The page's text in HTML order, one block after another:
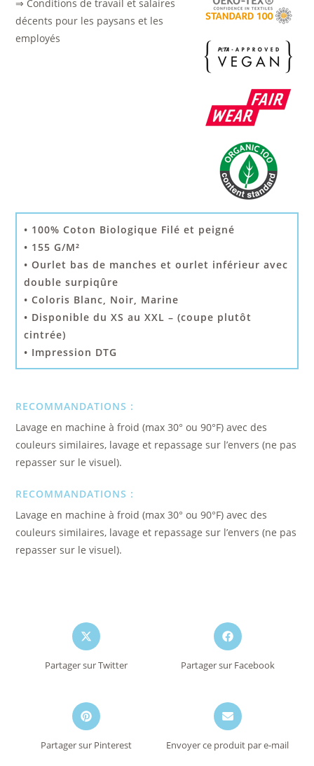
⇒ Conditions de travail et salaires
décents pour les paysans et les
employés
• 100% Coton Biologique Filé et peigné
• 155 G/M²
• Ourlet bas de manches et ourlet inférieur avec
double surpiqûre
• Coloris Blanc, Noir, Marine
• Disponible du XS au XXL – (coupe plutôt
cintrée)
• Impression DTG
RECOMMANDATIONS :
Lavage en machine à froid (max 30° ou 90°F) avec des
couleurs similaires, lavage et repassage sur l’envers (ne pas
repasser sur le visuel).
RECOMMANDATIONS :
Lavage en machine à froid (max 30° ou 90°F) avec des
couleurs similaires, lavage et repassage sur l’envers (ne pas
repasser sur le visuel).
Partager sur Twitter Partager sur Facebook
Partager sur Pinterest Envoyer ce produit par e-mail